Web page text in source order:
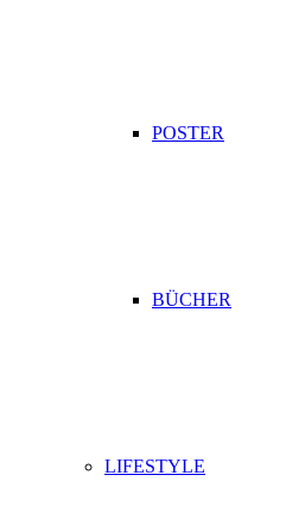
POSTER
BÜCHER
LIFESTYLE